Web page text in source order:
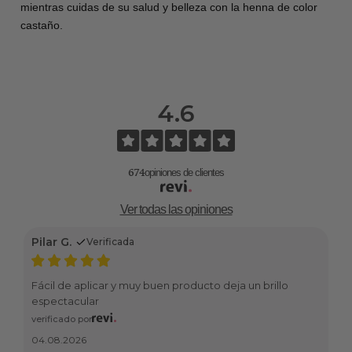
l
t
i
a
mientras cuidas de su salud y belleza con la henna de color
castaño.
4.6
674opiniones de clientes
Ver todas las opiniones
Pilar G. Verificada
Fácil de aplicar y muy buen producto deja un brillo
espectacular
verificado por
04.08.2026